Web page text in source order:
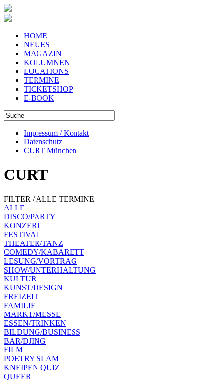
HOME
NEUES
MAGAZIN
KOLUMNEN
LOCATIONS
TERMINE
TICKETSHOP
E-BOOK
Impressum / Kontakt
Datenschutz
CURT München
CURT
FILTER / ALLE TERMINE
ALLE
DISCO/PARTY
KONZERT
FESTIVAL
THEATER/TANZ
COMEDY/KABARETT
LESUNG/VORTRAG
SHOW/UNTERHALTUNG
KULTUR
KUNST/DESIGN
FREIZEIT
FAMILIE
MARKT/MESSE
ESSEN/TRINKEN
BILDUNG/BUSINESS
BAR/DJING
FILM
POETRY SLAM
KNEIPEN QUIZ
QUEER